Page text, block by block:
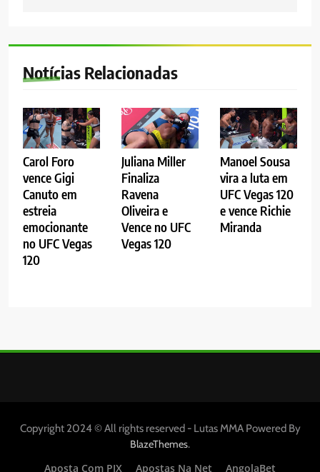
Notícias Relacionadas
Carol Foro
vence Gigi
Canuto em
estreia
emocionante
no UFC Vegas
120
Juliana Miller
Finaliza
Ravena
Oliveira e
Vence no UFC
Vegas 120
Manoel Sousa
vira a luta em
UFC Vegas 120
e vence Richie
Miranda
Copyright 2024 © All rights reserved - Lutas MMA Powered By
BlazeThemes.
Aposta Com PIX
Apostas Na Net AngolaBet